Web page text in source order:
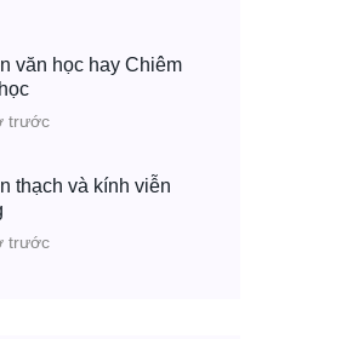
văn học hay Chiêm
trước
thạch và kính viễn
trước